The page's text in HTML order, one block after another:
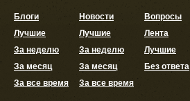
Блоги
Лучшие
За неделю
За месяц
За все время
Новости
Лучшие
За неделю
За месяц
За все время
Вопросы
Лента
Лучшие
Без ответа